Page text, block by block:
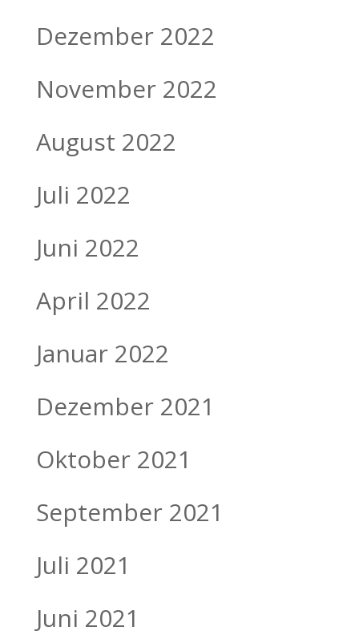
Dezember 2022
November 2022
August 2022
Juli 2022
Juni 2022
April 2022
Januar 2022
Dezember 2021
Oktober 2021
September 2021
Juli 2021
Juni 2021